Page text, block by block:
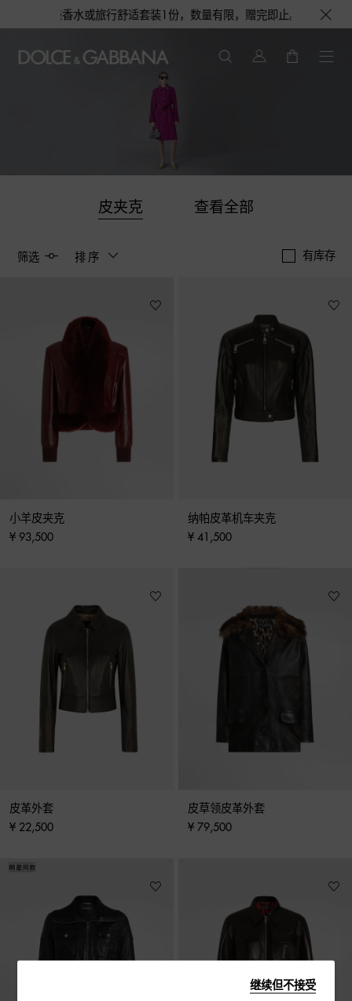
淡香水或旅行舒适套装1份，数量有限，赠完即止。即刻选购，
皮夹克 查看全部
筛选 排序 有库存
小羊皮夹克
¥ 93,500
纳帕皮革机车夹克
¥ 41,500
皮革外套
¥ 22,500
皮草领皮革外套
¥ 79,500
继续但不接受